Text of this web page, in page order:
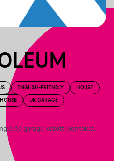
ENGLISH-FRIENDLY HOUSE
UK GARAGE
és garage közötti pontokat.